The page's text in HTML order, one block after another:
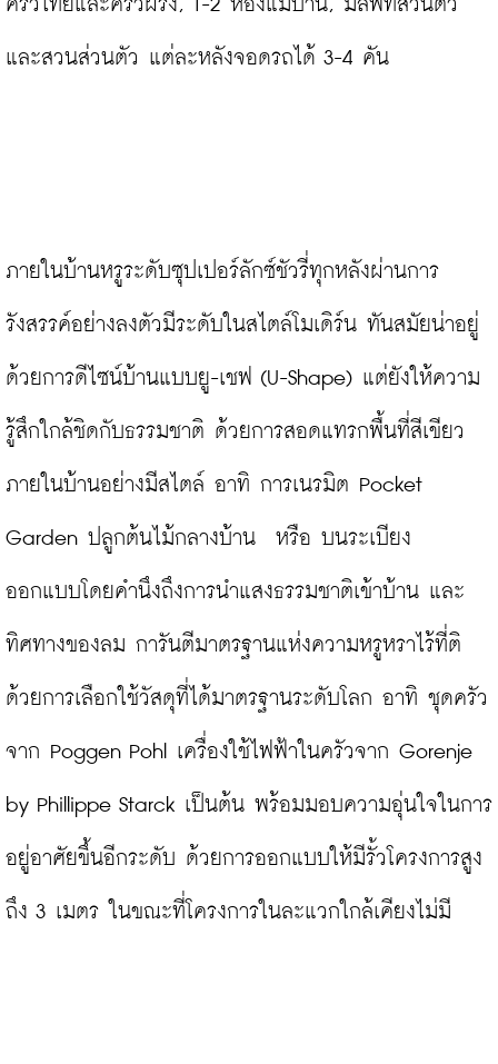
ครัวไทยและครัวฝรั่ง, 1-2 ห้องแม่บ้าน, มีลิฟท์ส่วนตัว
และสวนส่วนตัว แต่ละหลังจอดรถได้ 3-4 คัน
ภายในบ้านหรูระดับซุปเปอร์ลักซ์ชัวรี่ทุกหลังผ่านการ
รังสรรค์อย่างลงตัวมีระดับในสไตล์โมเดิร์น ทันสมัยน่าอยู่
ด้วยการดีไซน์บ้านแบบยู-เชฟ (U-Shape) แต่ยังให้ความ
รู้สึกใกล้ชิดกับธรรมชาติ ด้วยการสอดแทรกพื้นที่สีเขียว
ภายในบ้านอย่างมีสไตล์ อาทิ การเนรมิต Pocket
Garden ปลูกต้นไม้กลางบ้าน  หรือ บนระเบียง
ออกแบบโดยคำนึงถึงการนำแสงธรรมชาติเข้าบ้าน และ
ทิศทางของลม การันตีมาตรฐานแห่งความหรูหราไร้ที่ติ
ด้วยการเลือกใช้วัสดุที่ได้มาตรฐานระดับโลก อาทิ ชุดครัว
จาก Poggen Pohl เครื่องใช้ไฟฟ้าในครัวจาก Gorenje
by Phillippe Starck เป็นต้น พร้อมมอบความอุ่นใจในการ
อยู่อาศัยขึ้นอีกระดับ ด้วยการออกแบบให้มีรั้วโครงการสูง
ถึง 3 เมตร ในขณะที่โครงการในละแวกใกล้เคียงไม่มี